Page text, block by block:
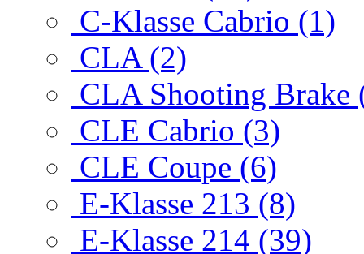
C-Klasse Cabrio (1)
CLA (2)
CLA Shooting Brake
CLE Cabrio (3)
CLE Coupe (6)
E-Klasse 213 (8)
E-Klasse 214 (39)